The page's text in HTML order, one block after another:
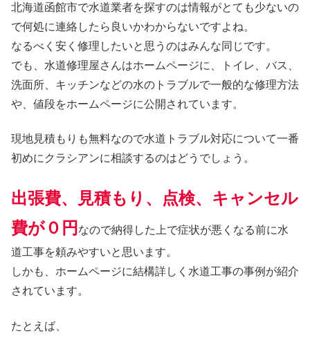
北海道函館市で水道業者を探すのは情報がとても少ないの
で何処に連絡したら良いかわからないですよね。
なるべく安く修理したいと思うのはみんな同じです。
でも、水道修理屋さんはホームページに、トイレ、バス、
洗面所、キッチンなどの水のトラブルで一般的な修理方法
や、値段をホームページに公開されています。
現地見積もりも無料なので水道トラブル対応について一番
初めにクラシアンに相談するのはどうでしょう。
出張費、見積もり、点検、キャンセル
費が０円 なので納得した上で症状が悪くなる前に水
道工事を頼みやすいと思います。
しかも、ホームページに結構詳しく水道工事の事例が紹介
されています。
たとえば、